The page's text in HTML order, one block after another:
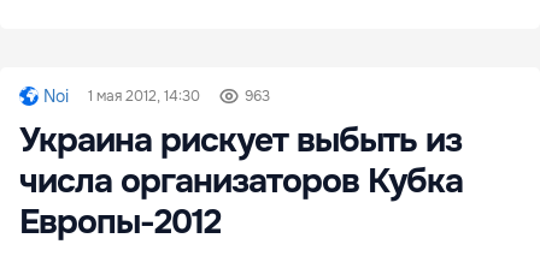
Noi 1 мая 2012, 14:30 963
Украина рискует выбыть из
числа организаторов Кубка
Европы-2012